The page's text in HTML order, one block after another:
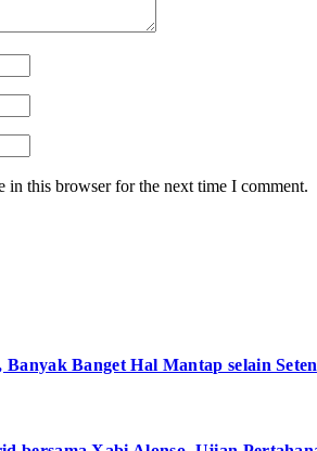
in this browser for the next time I comment.
Banget Hal Mantap selain